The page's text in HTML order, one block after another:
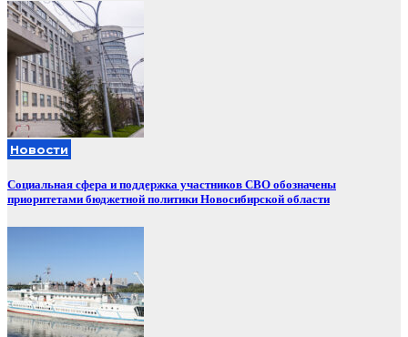
Новости
Социальная сфера и поддержка участников СВО обозначены
приоритетами бюджетной политики Новосибирской области